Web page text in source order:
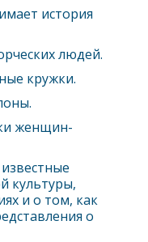
история
людей.
кружки.
женщин-
культуры,
и о том, как
о